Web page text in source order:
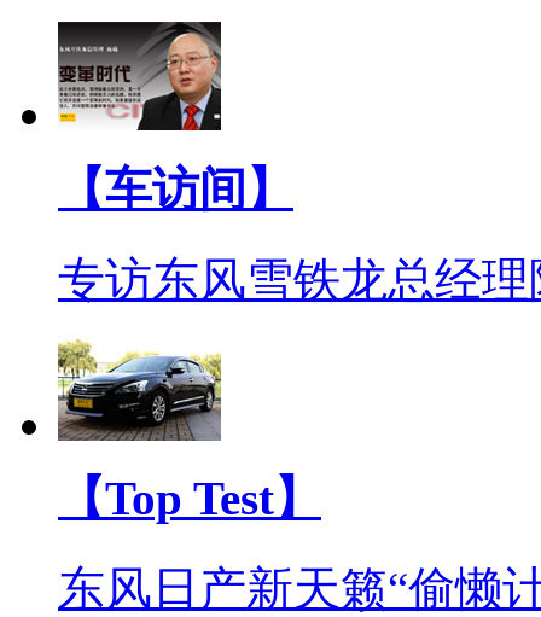
【车访间】
专访东风雪铁龙总经
【Top Test】
东风日产新天籁“偷懒